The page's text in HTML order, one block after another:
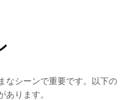
なシーンで重要です。以下の
あります。